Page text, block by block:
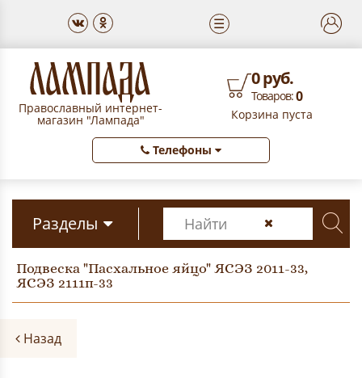
☰
Православный интернет-
магазин "Лампада"
0 руб.
Товаров:0
Корзина пуста
Телефоны
Разделы
Подвеска "Пасхальное яйцо" ЯСЭЗ 2011-33,
ЯСЭЗ 2111п-33
Назад